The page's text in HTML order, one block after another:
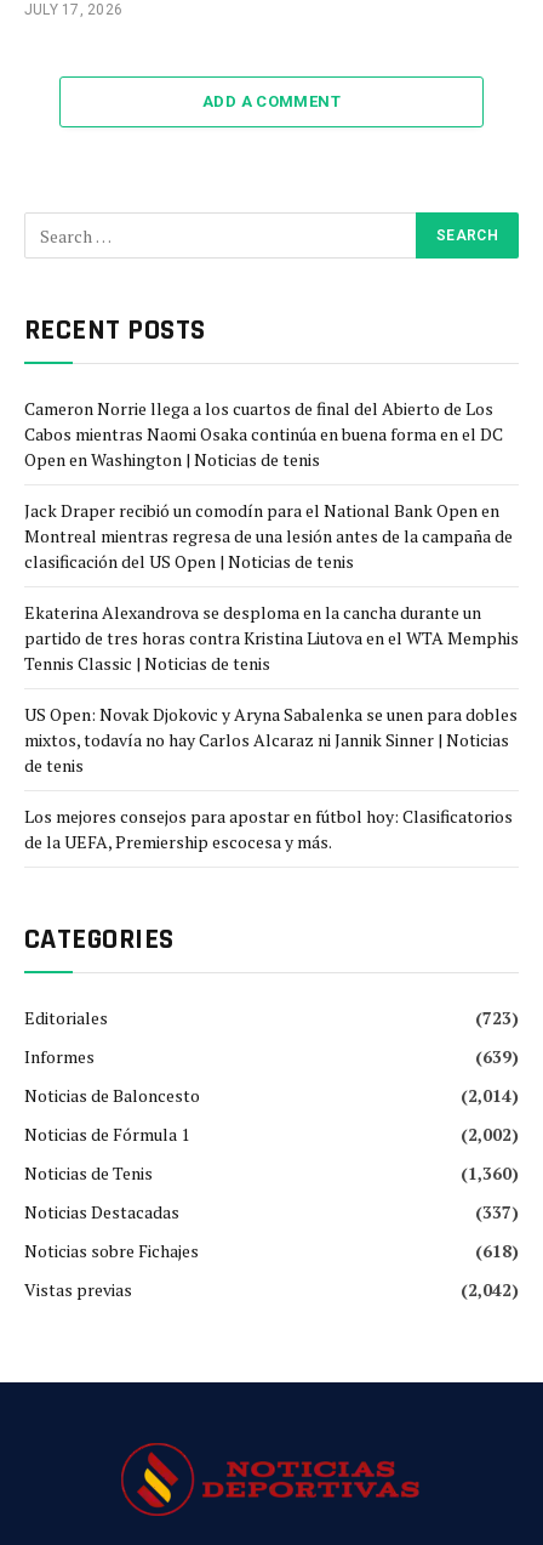
JULY 17, 2026
ADD A COMMENT
RECENT POSTS
Cameron Norrie llega a los cuartos de final del Abierto de Los
Cabos mientras Naomi Osaka continúa en buena forma en el DC
Open en Washington | Noticias de tenis
Jack Draper recibió un comodín para el National Bank Open en
Montreal mientras regresa de una lesión antes de la campaña de
clasificación del US Open | Noticias de tenis
Ekaterina Alexandrova se desploma en la cancha durante un
partido de tres horas contra Kristina Liutova en el WTA Memphis
Tennis Classic | Noticias de tenis
US Open: Novak Djokovic y Aryna Sabalenka se unen para dobles
mixtos, todavía no hay Carlos Alcaraz ni Jannik Sinner | Noticias
de tenis
Los mejores consejos para apostar en fútbol hoy: Clasificatorios
de la UEFA, Premiership escocesa y más.
CATEGORIES
Editoriales
(723)
Informes
(639)
Noticias de Baloncesto
(2,014)
Noticias de Fórmula 1
(2,002)
Noticias de Tenis
(1,360)
Noticias Destacadas
(337)
Noticias sobre Fichajes
(618)
Vistas previas
(2,042)